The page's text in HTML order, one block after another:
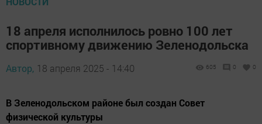
18 апреля исполнилось ровно 100 лет
спортивному движению Зеленодольска
Автор, 18 апреля 2025 - 14:40 605 0 0
В Зеленодольском районе был создан Совет
физической культуры